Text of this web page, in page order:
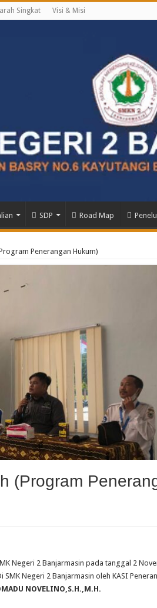
Singkat Visi & Misi
SDP Road Map
Penerangan Hukum)
(Program
Negeri 2 Banjarmasin pada tanggal 2
Negeri 2 Banjarmasin oleh KASI
NOVELINO,S.H.,M.H.